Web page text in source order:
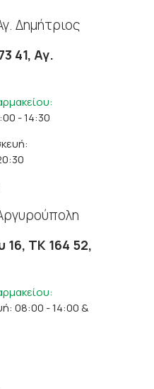
Δημήτριος
41, Αγ.
- 14:30
ΤΚ 164 52,
08:00 - 14:00 &